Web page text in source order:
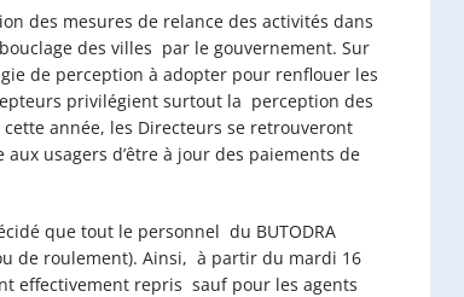
des mesures de relance des activités dans
des villes par le gouvernement. Sur
de perception à adopter pour renflouer les
privilégient surtout la perception des
année, les Directeurs se retrouveront
usagers d’être à jour des paiements de
que tout le personnel du BUTODRA
de roulement). Ainsi, à partir du mardi 16
effectivement repris sauf pour les agents